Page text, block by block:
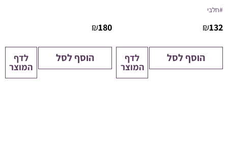
קבלות פנים, פגישות עסקיות או הרמות
#חלבי
132
₪
הוסף לסל לדף
המוצר
180
₪
הוסף לסל לדף
המוצר